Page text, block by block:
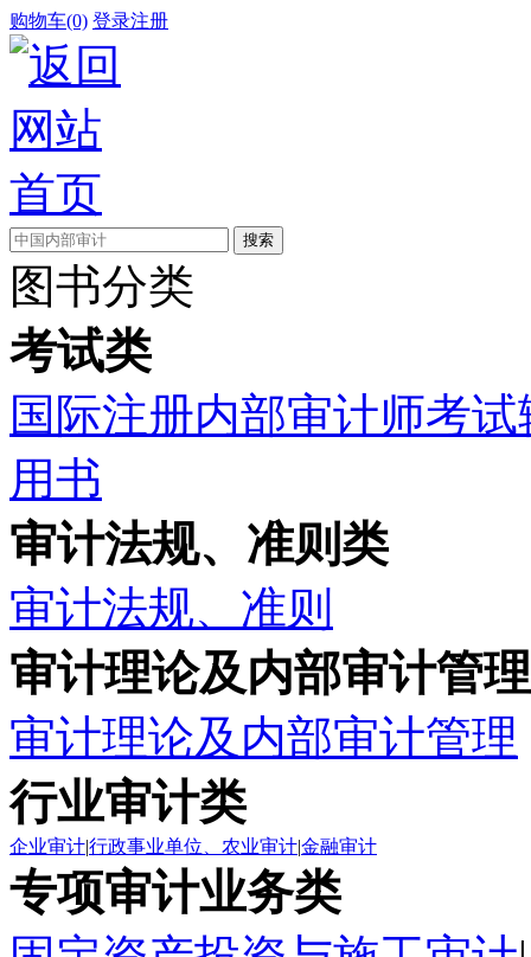
购物车(0) 登录注册
图书分类
考试类
国际注册内部审计师考
用书
审计法规、准则类
审计法规、准则
审计理论及内部审计管
审计理论及内部审计管理
行业审计类
企业审计|行政事业单位、农业审计|金融审计
专项审计业务类